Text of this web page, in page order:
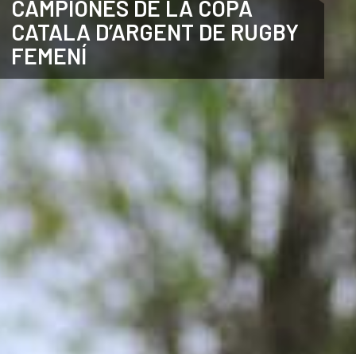
CATALÀ
CAMPIONES DE LA COPA
CATALA D’ARGENT DE RUGBY
FEMENÍ